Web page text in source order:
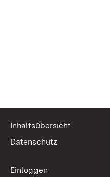
Inhaltsübersicht
Datenschutz
Einloggen